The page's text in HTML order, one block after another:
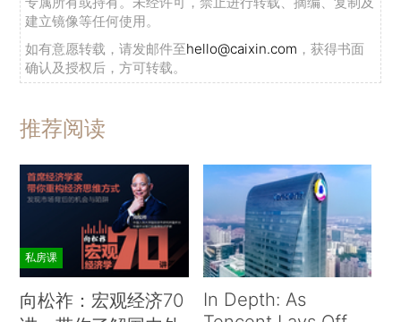
建立镜像等任何使用。
如有意愿转载，请发邮件至hello@caixin.com ，获得书面
确认及授权后，方可转载。
推荐阅读
私房课
向松祚：宏观经济70
In Depth: As